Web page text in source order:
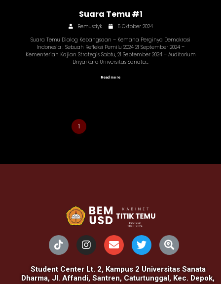
Suara Temu #1
Bemusdyk
5 Oktober 2024
Suara Temu Dialog Kebangsaan – Kemana Perginya Demokrasi
Indonesia : Sebuah Refleksi Pemilu 2024 21 September 2024 –
Kementerian Kajian Strategis Sabtu, 21 September 2024 – Auditorium
Driyarkara Universitas Sanata…
Read more
1
Student Center Lt. 2, Kampus 2 Universitas Sanata
Dharma, Jl. Affandi, Santren, Caturtunggal, Kec. Depok,